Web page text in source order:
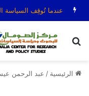
عندما تُوقِف السياسة
بحث عن
الرئيسية / عبد الرحمن